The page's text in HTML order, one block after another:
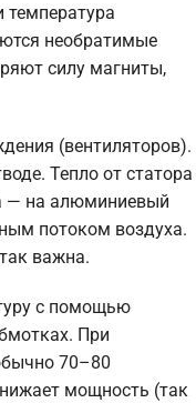
температура
необратимые
силу магниты,
(вентиляторов).
Тепло от статора
— на алюминиевый
потоком воздуха.
важна.
с помощью
При
70–80
мощность (так